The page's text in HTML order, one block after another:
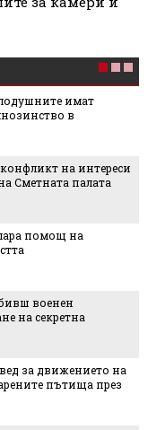
имат
в
на интереси
Сметната палата
помощ на
военен
на секретна
за движението на
пътища през